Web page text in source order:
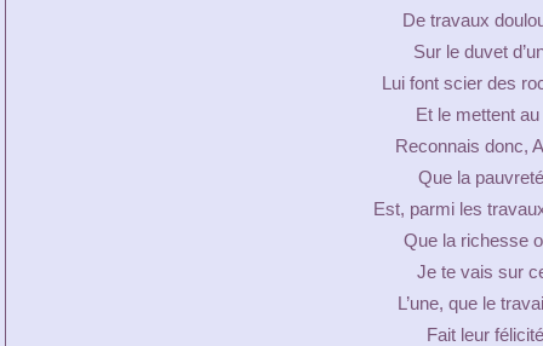
De travaux
Sur le duvet
Lui font scier des
Et le mettent
Reconnais donc,
Que la
Est, parmi les
Que la richesse
Je te vais sur
L’une, que le
Fait leur